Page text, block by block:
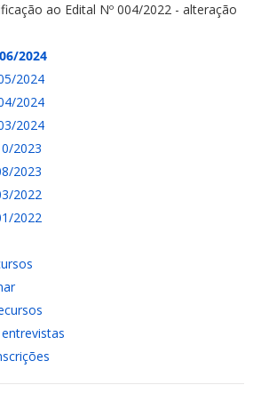
ao Edital Nº 004/2022 - alteração
2024
2024
2024
2024
2023
2023
2022
2022